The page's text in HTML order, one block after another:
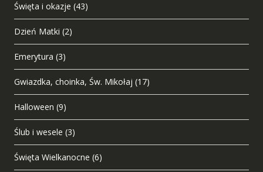
Święta i okazje (43)
Dzień Matki (2)
Emerytura (3)
Gwiazdka, choinka, Św. Mikołaj (17)
Halloween (9)
Ślub i wesele (3)
Święta Wielkanocne (6)